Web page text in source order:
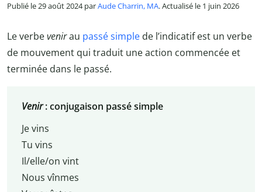
Publié le 29 août 2024 parAude Charrin, MA. Actualisé le 1 juin 2026
Le verbevenirau passé simple de l’indicatif est un verbe
de mouvement qui traduit une action commencée et
terminée dans le passé.
Venir: conjugaison passé simple
Je vins
Tu vins
Il/elle/on vint
Nous vînmes